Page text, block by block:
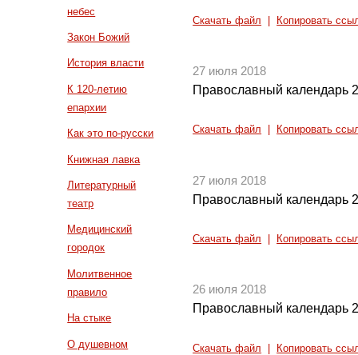
небес
Закон Божий
История власти
К 120-летию
епархии
Как это по-русски
Книжная лавка
Литературный
театр
Медицинский
городок
Молитвенное
правило
На стыке
О душевном
Скачать файл Копировать
27 июля 2018
Православный календарь
Скачать файл Копировать
27 июля 2018
Православный календарь
Скачать файл Копировать
26 июля 2018
Православный календарь
Скачать файл Копировать